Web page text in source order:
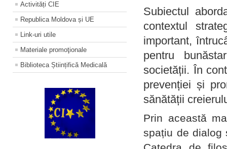
Activități CIE
Republica Moldova și UE
Link-uri utile
Materiale promoţionale
Biblioteca Științifică Medicală
Subiectul
contextul
important,
pentru
societății. În
prevenției și
sănătății
Prin această
spațiu de dialog